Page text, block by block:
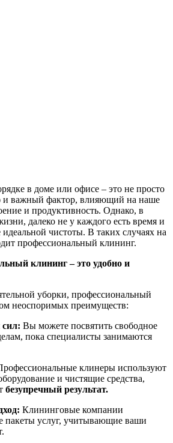
в доме или офисе – это не просто
и важный фактор, влияющий на наше
и продуктивность. Однако, в
далеко не у каждого есть время и
чистоты. В таких случаях на
профессиональный клининг.
клининг – это удобно и
уборки, профессиональный
неоспоримых преимуществ:
Вы можете посвятить свободное
пока специалисты занимаются
клинеры используют
и чистящие средства,
безупречный результат.
Клининговые компании
пакеты услуг, учитывающие ваши